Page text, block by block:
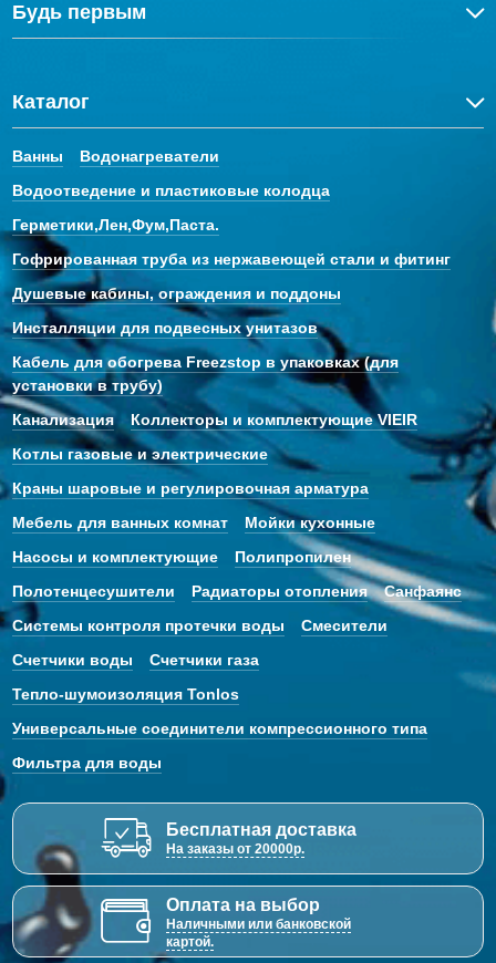
Будь первым
Каталог
Ванны
Водонагреватели
Водоотведение и пластиковые колодца
Герметики,Лен,Фум,Паста.
Гофрированная труба из нержавеющей стали и фитинг
Душевые кабины, ограждения и поддоны
Инсталляции для подвесных унитазов
Кабель для обогрева Freezstop в упаковках (для
установки в трубу)
Канализация
Коллекторы и комплектующие VIEIR
Котлы газовые и электрические
Краны шаровые и регулировочная арматура
Мебель для ванных комнат
Мойки кухонные
Насосы и комплектующие
Полипропилен
Полотенцесушители
Радиаторы отопления
Санфаянс
Системы контроля протечки воды
Смесители
Счетчики воды
Счетчики газа
Тепло-шумоизоляция Tonlos
Универсальные соединители компрессионного типа
Фильтра для воды
Бесплатная доставка
На заказы от 20000р.
Оплата на выбор
Наличными или банковской
картой.